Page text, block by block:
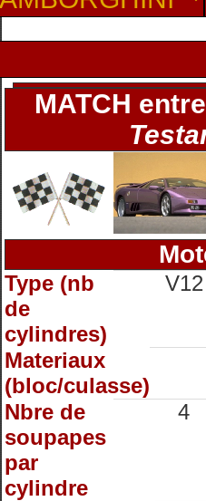
MATCH
Type (nb
de
cylindres)
V12
Materiaux
(bloc/culasse)
Nbre de
soupapes
par
cylindre
4